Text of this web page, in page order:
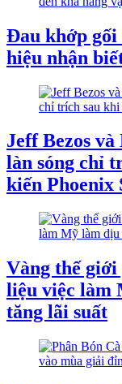
Đau khớp gối
hiệu nhận
Jeff Bezos
làn sóng chỉ
kiến Phoenix
Vàng thế giới
liệu việc làm
tăng lãi suất